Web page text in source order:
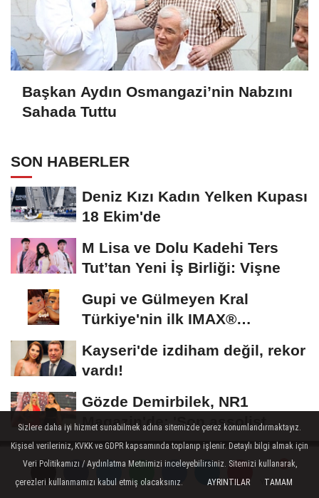
Yorumlar
Yorumlar
Başkan Aydın Osmangazi’nin Nabzını
Sahada Tuttu
SON HABERLER
Deniz Kızı Kadın Yelken Kupası
18 Ekim'de
M Lisa ve Dolu Kadehi Ters
Tut’tan Yeni İş Birliği: Vişne
Gupi ve Gülmeyen Kral
Türkiye'nin ilk IMAX®
Kayseri'de izdiham değil, rekor
vardı!
Gözde Demirbilek, NR1
Magazin'de: 'Son assolist
olarak var olacağım!'...
Sizlere daha iyi hizmet sunabilmek adına sitemizde çerez konumlandırmaktayız.
Kişisel verileriniz, KVKK ve GDPR kapsamında toplanıp işlenir. Detaylı bilgi almak için
Veri Politikamızı / Aydınlatma Metnimizi inceleyebilirsiniz. Sitemizi kullanarak,
çerezleri kullanmamızı kabul etmiş olacaksınız.
AYRINTILAR TAMAM